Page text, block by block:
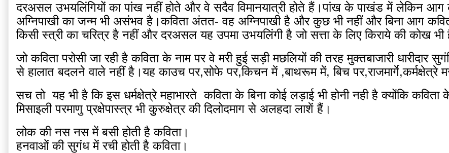
दरअसल उभयलिंगियों का पांख नहीं होते और वे सदैव विमानयात्री होते हैं।पांख के पाखंड में लेकिन आग
अग्निपाखी का जन्म भी असंभव है।कविता अंतत- वह अग्निपाखी है और कुछ भी नहीं और बिना आग
किसी स्त्री का चरित्र है नहीं और दरअसल यह उपमा उभयलिंगी है जो सत्ता के लिए किराये की कोख भी
जो कविता परोसी जा रही है कविता के नाम पर वे मरी हुई सड़ी मछलियों की तरह मुक्तबाजारी
से हालात बदलने वाले नहीं है।यह काउच पर,सोफे पर,किचन में ,बाथरूम में, बिच पर,राजमार्गे,कर्मक्षेत्रे
सच तो  यह भी है कि इस धर्मक्षेत्रे महाभारते  कविता के बिना कोई लड़ाई भी होनी नही है क्योंकि
मिसाइली परमाणु प्रक्षेपास्त्र भी कुुरुक्षेत्र की दिलोदमाग से अलहदा लाशें हैं।
लोक की नस नस में बसी होती है कविता।
हनवाओं की सुगंध में रची होती है कविता।